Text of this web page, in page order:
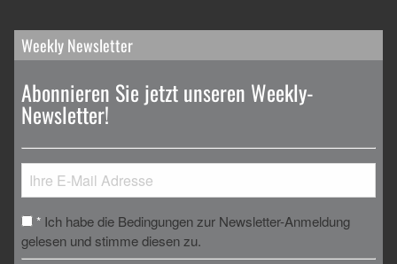
Weekly Newsletter
Abonnieren Sie jetzt unseren Weekly-
Newsletter!
* Ich habe die Bedingungen zur Newsletter-Anmeldung
gelesen und stimme diesen zu.